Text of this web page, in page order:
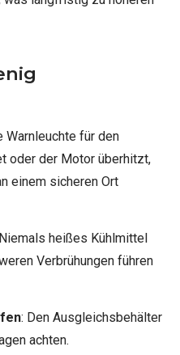
Warnleuchte für den
oder der Motor überhitzt,
einem sicheren Ort
heißes Kühlmittel
Verbrühungen führen
: Den Ausgleichsbehälter
achten.